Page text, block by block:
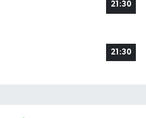
21:30
21:30